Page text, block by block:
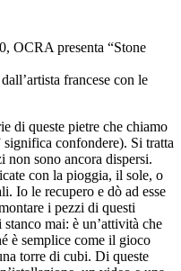
OCRA presenta “Stone
francese con le
di queste pietre che chiamo
confondere). Si tratta
non sono ancora dispersi.
con la pioggia, il sole, o
Io le recupero e dò ad esse
i pezzi di questi
mai: è un’attività che
è semplice come il gioco
torre di cubi. Di queste